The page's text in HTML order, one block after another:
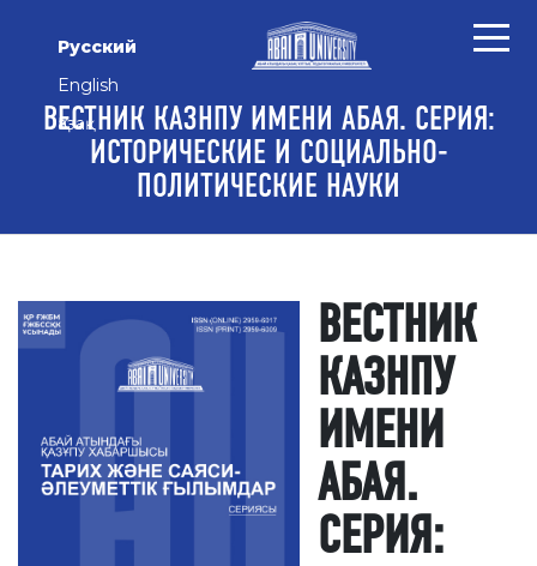
Русский
English
Қазақ
ВЕСТНИК КАЗНПУ ИМЕНИ АБАЯ. СЕРИЯ:
ИСТОРИЧЕСКИЕ И СОЦИАЛЬНО-
ПОЛИТИЧЕСКИЕ НАУКИ
ВЕСТНИК
КАЗНПУ
ИМЕНИ
АБАЯ.
СЕРИЯ: